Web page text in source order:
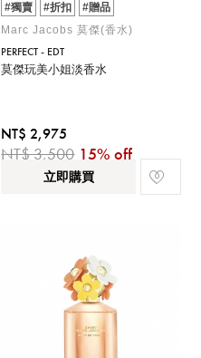
#獨賣 #折扣
#贈品
Marc Jacobs 莫傑(香水)
PERFECT - EDT
莫傑玩美小姐淡香水
NT$ 2,975
NT$ 3,500 15% off
立即購買